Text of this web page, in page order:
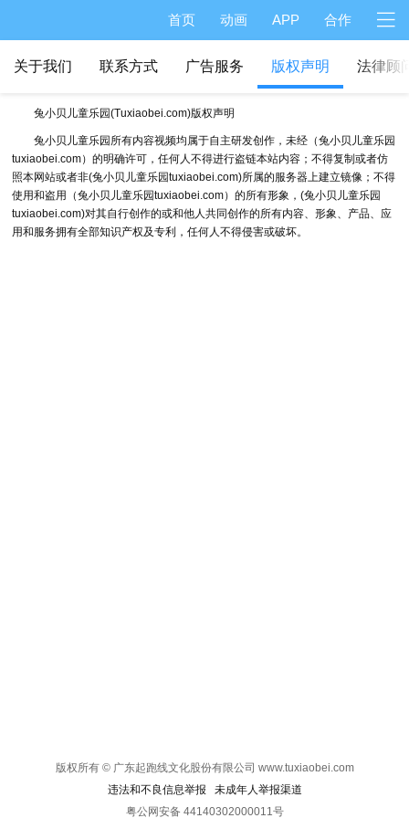
首页 动画 APP 合作
关于我们 联系方式 广告服务 版权声明 法律顾
兔小贝儿童乐园(Tuxiaobei.com)版权声明
兔小贝儿童乐园所有内容视频均属于自主研发创作，未经（兔小贝儿童乐园
tuxiaobei.com）的明确许可，任何人不得进行盗链本站内容；不得复制或者仿
照本网站或者非(兔小贝儿童乐园tuxiaobei.com)所属的服务器上建立镜像；不得
使用和盗用（兔小贝儿童乐园tuxiaobei.com）的所有形象，(兔小贝儿童乐园
tuxiaobei.com)对其自行创作的或和他人共同创作的所有内容、形象、产品、应
用和服务拥有全部知识产权及专利，任何人不得侵害或破坏。
版权所有 © 广东起跑线文化股份有限公司 www.tuxiaobei.com
违法和不良信息举报
未成年人举报渠道
粤公网安备 44140302000011号